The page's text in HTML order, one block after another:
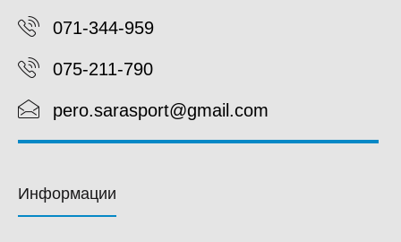
071-344-959
075-211-790
pero.sarasport@gmail.com
Информации